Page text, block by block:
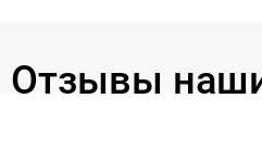
Отзывы